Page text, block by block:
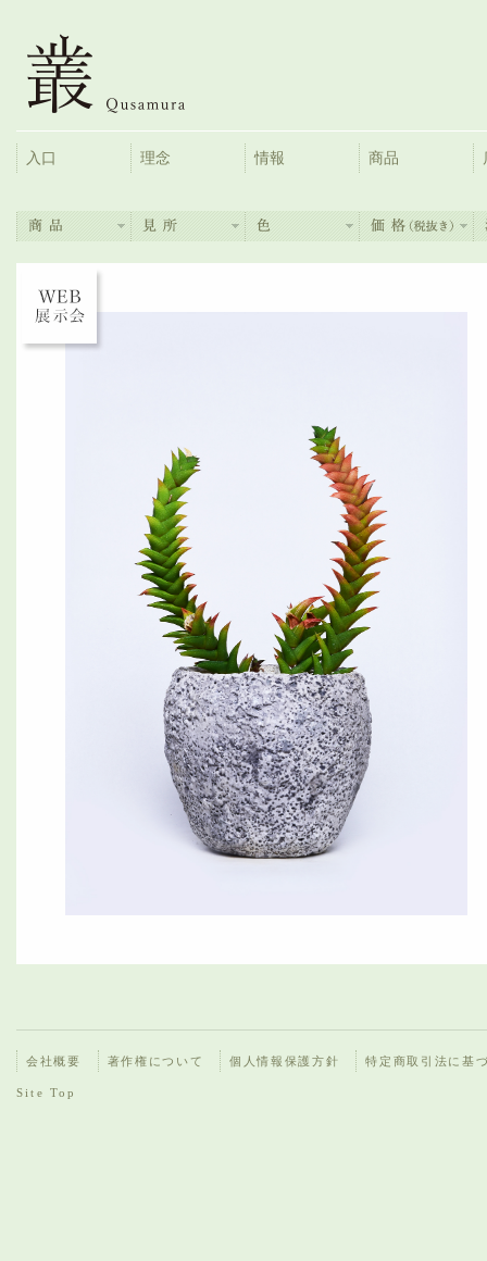
入口 理念 情報 商品
会社概要 著作権について 個人情報保護方針 特定商取引法に基
Site Top